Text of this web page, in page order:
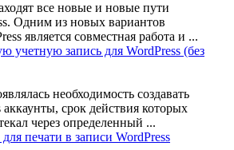
все новые и новые пути
Одним из новых вариантов
является совместная работа и ...
учетную запись для WordPress (без
необходимость создавать
срок действия которых
через определенный ...
печати в записи WordPress